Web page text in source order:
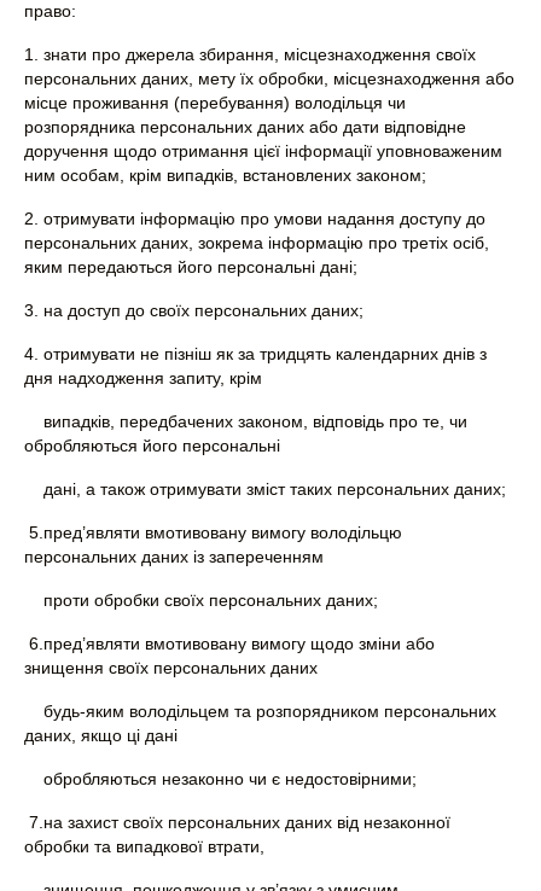
право:
1. знати про джерела збирання, місцезнаходження своїх
персональних даних, мету їх обробки, місцезнаходження або
місце проживання (перебування) володільця чи
розпорядника персональних даних або дати відповідне
доручення щодо отримання цієї інформації уповноваженим
ним особам, крім випадків, встановлених законом;
2. отримувати інформацію про умови надання доступу до
персональних даних, зокрема інформацію про третіх осіб,
яким передаються його персональні дані;
3. на доступ до своїх персональних даних;
4. отримувати не пізніш як за тридцять календарних днів з
дня надходження запиту, крім
випадків, передбачених законом, відповідь про те, чи
обробляються його персональні
дані, а також отримувати зміст таких персональних даних;
5.пред’являти вмотивовану вимогу володільцю
персональних даних із запереченням
проти обробки своїх персональних даних;
6.пред’являти вмотивовану вимогу щодо зміни або
знищення своїх персональних даних
будь-яким володільцем та розпорядником персональних
даних, якщо ці дані
обробляються незаконно чи є недостовірними;
7.на захист своїх персональних даних від незаконної
обробки та випадкової втрати,